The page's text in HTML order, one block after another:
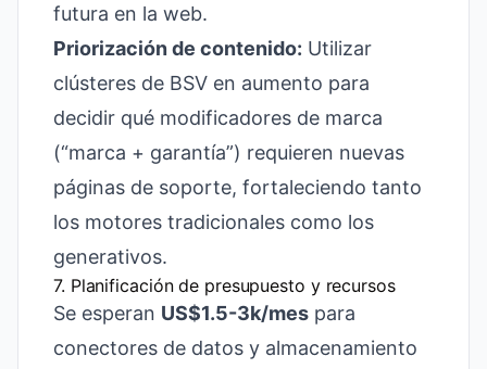
futura en la web.
Priorización de contenido: Utilizar
clústeres de BSV en aumento para
decidir qué modificadores de marca
(“marca + garantía”) requieren nuevas
páginas de soporte, fortaleciendo tanto
los motores tradicionales como los
generativos.
7. Planificación de presupuesto y recursos
Se esperan US$1.5-3k/mes para
conectores de datos y almacenamiento